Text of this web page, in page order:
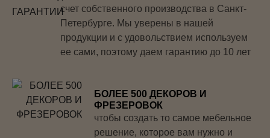
счет собственного производства в Санкт-
Петербурге. Мы уверены в нашей
продукции и с удовольствием используем
ее сами, поэтому даем гарантию до 10 лет
БОЛЕЕ 500 ДЕКОРОВ И
ФРЕЗЕРОВОК
чтобы создать то самое мебельное
решение, которое вам нужно и